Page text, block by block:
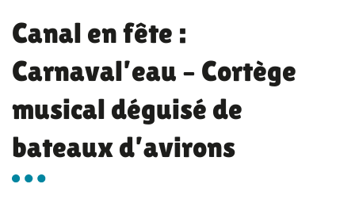
Canal en fête :
Carnaval’eau – Cortège
musical déguisé de
bateaux d’avirons